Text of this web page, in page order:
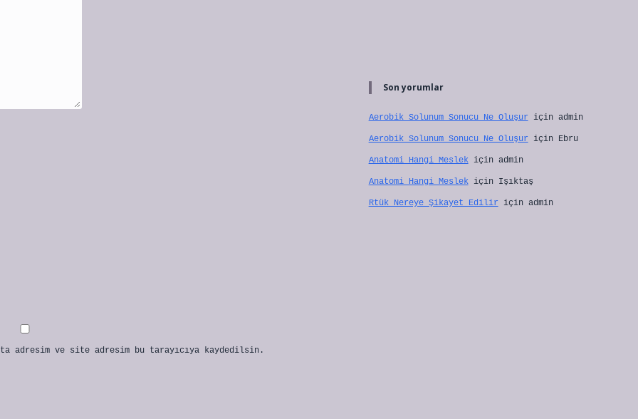
adresim ve site adresim bu tarayıcıya kaydedilsin.
Son yorumlar
Aerobik Solunum Sonucu Ne Oluşur için admin
Aerobik Solunum Sonucu Ne Oluşur için Ebru
Anatomi Hangi Meslekiçin admin
Anatomi Hangi Meslekiçin Işıktaş
Rtük Nereye Şikayet Edilir için admin